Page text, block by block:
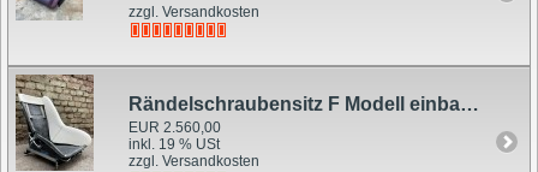
zzgl. Versandkosten
Rändelschraubensitz F Modell einbaufertig
EUR 2.560,00
inkl. 19 % USt
zzgl. Versandkosten